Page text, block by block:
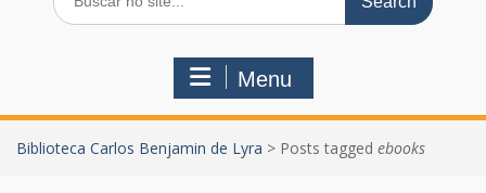
for:
Menu
Biblioteca Carlos Benjamin de Lyra > Posts tagged ebooks